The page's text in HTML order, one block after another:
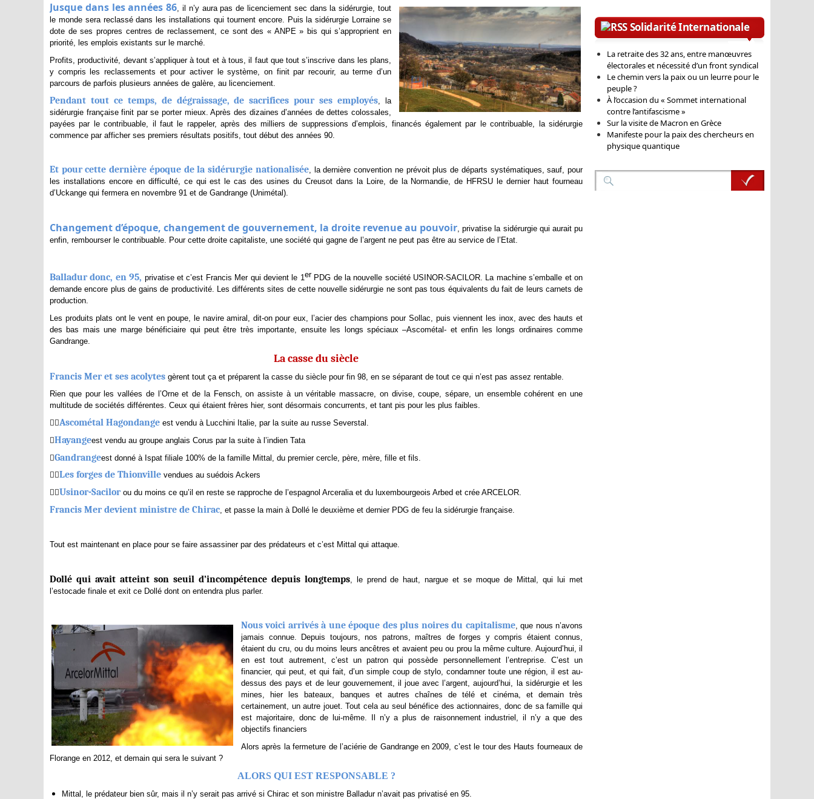
Jusque dans les années 86, il n’y aura pas de licenciement sec dans la sidérurgie, tout
le monde sera reclassé dans les installations qui tournent encore. Puis la sidérurgie Lorraine se
dote de ses propres centres de reclassement, ce sont des « ANPE » bis qui s’approprient en
priorité, les emplois existants sur le marché.
Profits, productivité, devant s’appliquer à tout et à tous, il faut que tout s’inscrive dans les plans,
y compris les reclassements et pour activer le système, on finit par recourir, au terme d’un
parcours de parfois plusieurs années de galère, au licenciement.
Pendant tout ce temps, de dégraissage, de sacrifices pour ses employés , la
sidérurgie française finit par se porter mieux. Après des dizaines d’années de dettes colossales,
payées par le contribuable, il faut le rappeler, après des milliers de suppressions d’emplois, financés également par le contribuable, la sidérurgie
commence par afficher ses premiers résultats positifs, tout début des années 90.
Et pour cette dernière époque de la sidérurgie nationalisée, la dernière convention ne prévoit plus de départs systématiques, sauf, pour
les installations encore en difficulté, ce qui est le cas des usines du Creusot dans la Loire, de la Normandie, de HFRSU le dernier haut fourneau
d’Uckange qui fermera en novembre 91 et de Gandrange (Unimétal).
Changement d’époque, changement de gouvernement, la droite revenue au pouvoir , privatise la sidérurgie qui aurait pu
enfin, rembourser le contribuable. Pour cette droite capitaliste, une société qui gagne de l’argent ne peut pas être au service de l’Etat.
Balladur donc, en 95, privatise et c’est Francis Mer qui devient le 1er PDG de la nouvelle société USINOR-SACILOR. La machine s’emballe et on
demande encore plus de gains de productivité. Les différents sites de cette nouvelle sidérurgie ne sont pas tous équivalents du fait de leurs carnets de
production.
Les produits plats ont le vent en poupe, le navire amiral, dit-on pour eux, l’acier des champions pour Sollac, puis viennent les inox, avec des hauts et
des bas mais une marge bénéficiaire qui peut être très importante, ensuite les longs spéciaux –Ascométal- et enfin les longs ordinaires comme
Gandrange.
La casse du siècle
Francis Mer et ses acolytes gèrent tout ça et préparent la casse du siècle pour fin 98, en se séparant de tout ce qui n’est pas assez rentable.
Rien que pour les vallées de l’Orne et de la Fensch, on assiste à un véritable massacre, on divise, coupe, sépare, un ensemble cohérent en une
multitude de sociétés différentes. Ceux qui étaient frères hier, sont désormais concurrents, et tant pis pour les plus faibles.
Ascométal Hagondange est vendu à Lucchini Italie, par la suite au russe Severstal.
Hayangeest vendu au groupe anglais Corus par la suite à l’indien Tata
Gandrangeest donné à Ispat filiale 100% de la famille Mittal, du premier cercle, père, mère, fille et fils.
Les forges de Thionville vendues au suédois Ackers
Usinor-Sacilor ou du moins ce qu’il en reste se rapproche de l’espagnol Arceralia et du luxembourgeois Arbed et crée ARCELOR.
Francis Mer devient ministre de Chirac , et passe la main à Dollé le deuxième et dernier PDG de feu la sidérurgie française.
Tout est maintenant en place pour se faire assassiner par des prédateurs et c’est Mittal qui attaque.
Dollé qui avait atteint son seuil d’incompétence depuis longtemps, le prend de haut, nargue et se moque de Mittal, qui lui met
l’estocade finale et exit ce Dollé dont on entendra plus parler.
Nous voici arrivés à une époque des plus noires du capitalisme, que nous n’avons
jamais connue. Depuis toujours, nos patrons, maîtres de forges y compris étaient connus,
étaient du cru, ou du moins leurs ancêtres et avaient peu ou prou la même culture. Aujourd’hui, il
en est tout autrement, c’est un patron qui possède personnellement l’entreprise. C’est un
financier, qui peut, et qui fait, d’un simple coup de stylo, condamner toute une région, il est au-
dessus des pays et de leur gouvernement, il joue avec l’argent, aujourd’hui, la sidérurgie et les
mines, hier les bateaux, banques et autres chaînes de télé et cinéma, et demain très
certainement, un autre jouet. Tout cela au seul bénéfice des actionnaires, donc de sa famille qui
est majoritaire, donc de lui-même. Il n’y a plus de raisonnement industriel, il n’y a que des
objectifs financiers
Alors après la fermeture de l’aciérie de Gandrange en 2009, c’est le tour des Hauts fourneaux de
Florange en 2012, et demain qui sera le suivant ?
ALORS QUI EST RESPONSABLE ?
Mittal, le prédateur bien sûr, mais il n’y serait pas arrivé si Chirac et son ministre Balladur n’avait pas privatisé en 95.
Solidarité Internationale
La retraite des 32 ans, entre manœuvres
électorales et nécessité d’un front syndical
Le chemin vers la paix ou un leurre pour le
peuple ?
À l’occasion du « Sommet international
contre l’antifascisme »
Sur la visite de Macron en Grèce
Manifeste pour la paix des chercheurs en
physique quantique